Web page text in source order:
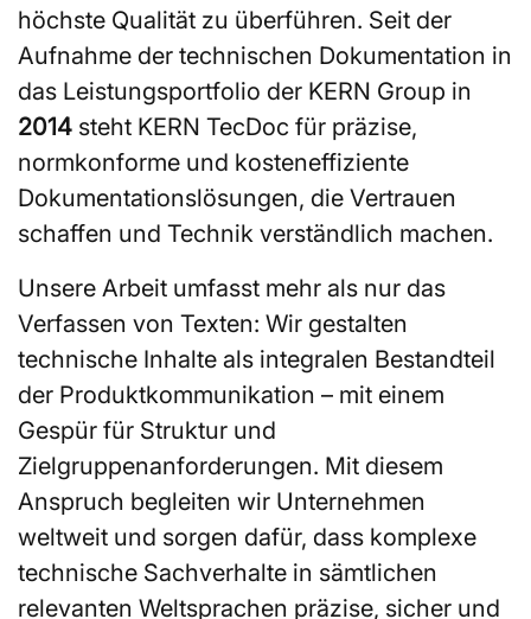
höchste Qualität zu überführen. Seit der
Aufnahme der technischen Dokumentation in
das Leistungsportfolio der KERN Group in
2014 steht KERN TecDoc für präzise,
normkonforme und kosteneffiziente
Dokumentationslösungen, die Vertrauen
schaffen und Technik verständlich machen.
Unsere Arbeit umfasst mehr als nur das
Verfassen von Texten: Wir gestalten
technische Inhalte als integralen Bestandteil
der Produktkommunikation – mit einem
Gespür für Struktur und
Zielgruppenanforderungen. Mit diesem
Anspruch begleiten wir Unternehmen
weltweit und sorgen dafür, dass komplexe
technische Sachverhalte in sämtlichen
relevanten Weltsprachen präzise, sicher und